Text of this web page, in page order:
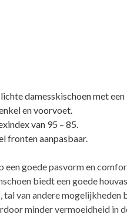
damesskischoen met een
en voorvoet.
van 95 – 85.
fronten aanpasbaar.
een goede pasvorm en
biedt een goede
van andere mogelijkheden
minder vermoeidheid in